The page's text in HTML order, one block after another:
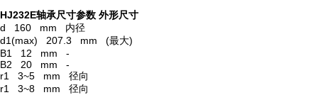
HJ232E轴承尺寸参数 外形尺寸
d 160 mm 内径
d1(max) 207.3 mm (最大)
B1 12 mm -
B2 20 mm -
r1 3~5 mm 径向
r1 3~8 mm 径向